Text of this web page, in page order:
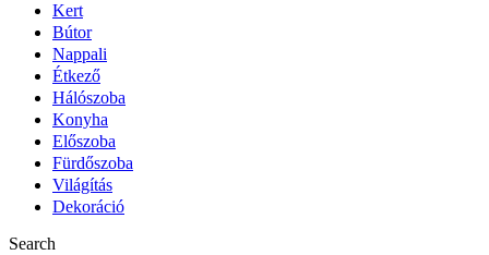
Kert
Bútor
Nappali
Étkező
Hálószoba
Konyha
Előszoba
Fürdőszoba
Világítás
Dekoráció
Search